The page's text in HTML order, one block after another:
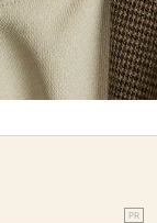
PR